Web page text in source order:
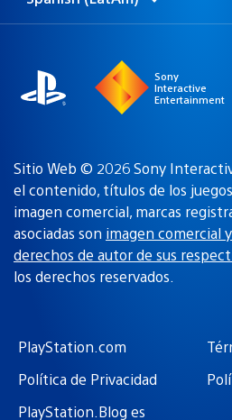
Sony
Interactive
Entertainment
Sitio Web © 2026 Sony
el contenido, títulos de los
imagen comercial, marcas
asociadas son imagen comercial
derechos de autor de sus
los derechos reservados.
PlayStation.com
Política de Privacidad
PlayStation.Blog es